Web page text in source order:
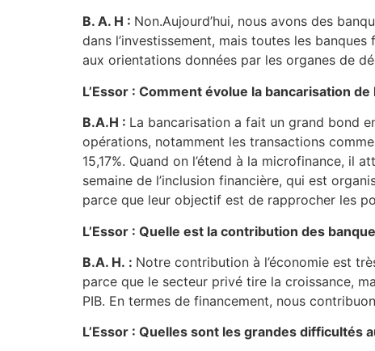
B. A. H : Non.Aujourd’hui, nous avons des
dans l’investissement, mais toutes les
aux orientations données par les organes de
L’Essor : Comment évolue la bancarisation
B.A.H : La bancarisation a fait un grand bond
opérations, notamment les transactions
15,17%. Quand on l’étend à la microfinance, il
semaine de l’inclusion financière, qui est
parce que leur objectif est de rapprocher les
L’Essor : Quelle est la contribution des
B.A. H. : Notre contribution à l’économie est
parce que le secteur privé tire la croissance,
PIB. En termes de financement, nous
L’Essor : Quelles sont les grandes